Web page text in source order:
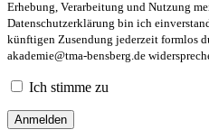
Erhebung, Verarbeitung und Nutzung
Datenschutzerklärung bin ich
künftigen Zusendung jederzeit formlos
akademie@tma-bensberg.de
Ich stimme zu